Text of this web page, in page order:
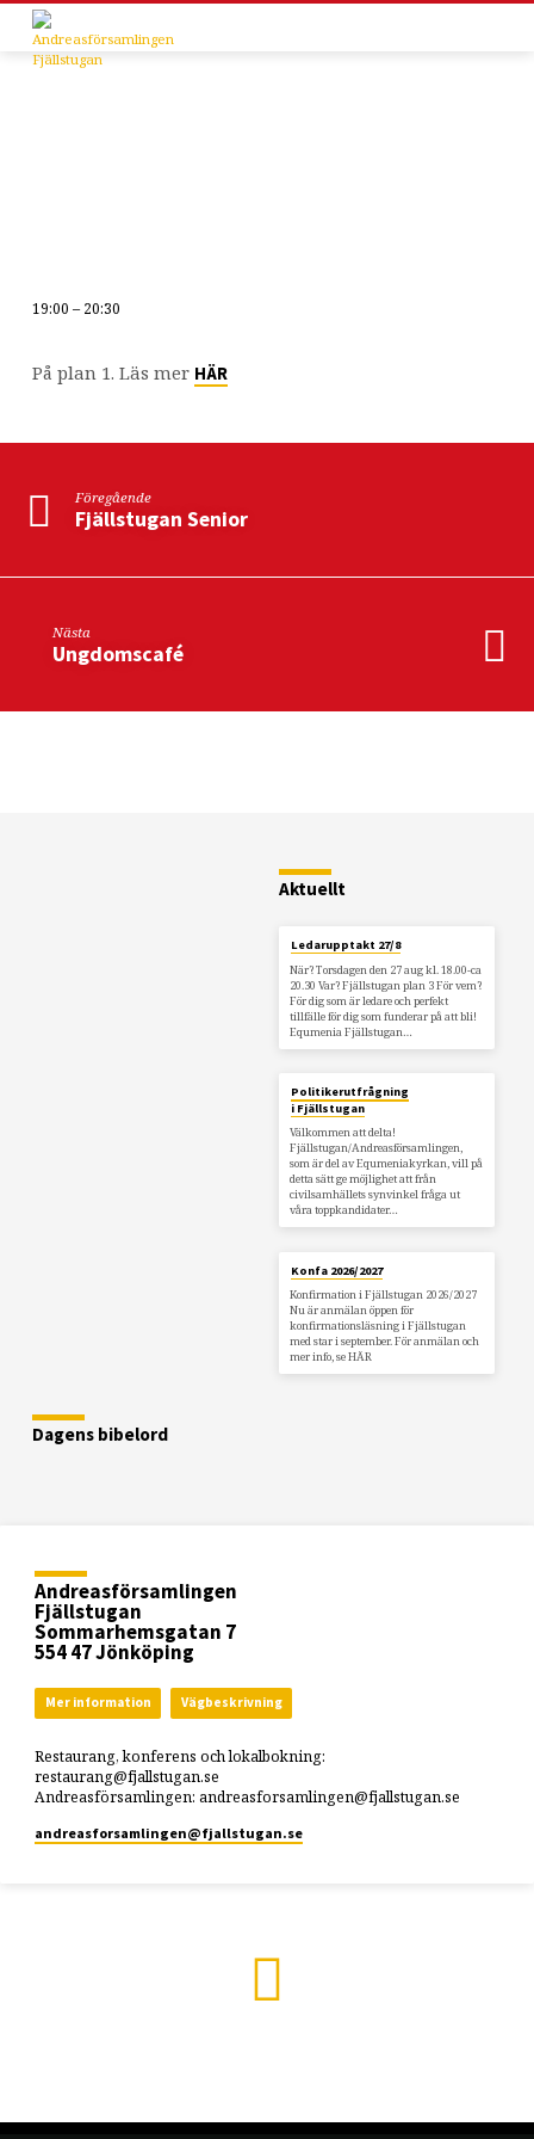
med
aktivitet
19:00 – 20:30
På plan 1. Läs mer HÄR
Föregående
Fjällstugan Senior
Nästa
Ungdomscafé
Aktuellt
Ledarupptakt 27/8
När? Torsdagen den 27 aug kl. 18.00-ca
20.30 Var? Fjällstugan plan 3 För vem?
För dig som är ledare och perfekt
tillfälle för dig som funderar på att bli!
Equmenia Fjällstugan…
Politikerutfrågning
i Fjällstugan
Välkommen att delta!
Fjällstugan/Andreasförsamlingen,
som är del av Equmeniakyrkan, vill på
detta sätt ge möjlighet att från
civilsamhällets synvinkel fråga ut
våra toppkandidater…
Konfa 2026/2027
Konfirmation i Fjällstugan 2026/2027
Nu är anmälan öppen för
konfirmationsläsning i Fjällstugan
med star i september. För anmälan och
mer info, se HÄR
Dagens bibelord
Andreasförsamlingen
Fjällstugan
Sommarhemsgatan 7
554 47 Jönköping
Mer information Vägbeskrivning
Restaurang, konferens och lokalbokning:
restaurang@fjallstugan.se
Andreasförsamlingen: andreasforsamlingen@fjallstugan.se
andreasforsamlingen​@fjallstugan.se